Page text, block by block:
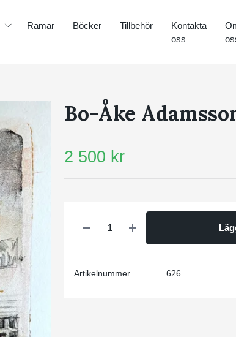
Ramar Böcker Tillbehör
Kontakta
oss
Bo-Åke
2 500 kr
Artikelnummer 626